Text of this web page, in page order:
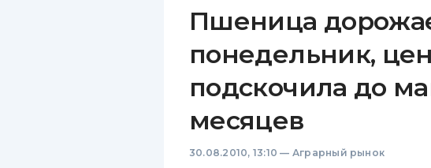
Пшеница
понедельник,
подскочила до
месяцев
30.08.2010, 13:10 — Аграрный рынок